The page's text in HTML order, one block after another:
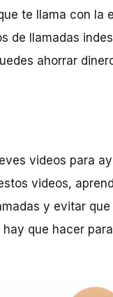
te llama con la
de llamadas
ahorrar
videos para
videos,
y evitar
que hacer